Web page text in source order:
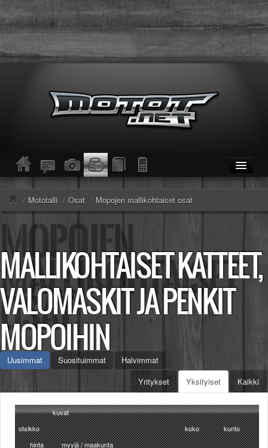
ETUSIVU
Moottoripyörät
Kevytmoottoripyörät
Mopot
Enduro/MX
KESKUSTELU
Haku
Säännöt ja ohjeet
KUVAT/VIDEOT
Haku
Säännöt ja ohjeet
Uudet ajoneuvot
Uudet kuvat
Uudet videot
MYYDÄÄN
Haku
Ohjeet
Ajoneuvot
Osat
/ Mototalli / Osat / Mopojen mallikohtaiset osat
MALLIKOHTAISET KATTEET,
VALOMASKIT JA PENKIT
MOPOIHIN
Uusimmat Suosituimmat
Halvimmat
Yritykset
Yksityiset Kaikki
kuvat
otsikko
koko
kunto
hinta
myyjä / maakunta